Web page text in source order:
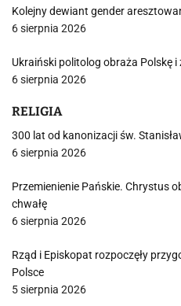
Kolejny dewiant gender
6 sierpnia 2026
Ukraiński politolog obraża Polskę
6 sierpnia 2026
RELIGIA
300 lat od kanonizacji św.
6 sierpnia 2026
Przemienienie Pańskie. Chrystus
chwałę
6 sierpnia 2026
Rząd i Episkopat rozpoczęły
Polsce
5 sierpnia 2026